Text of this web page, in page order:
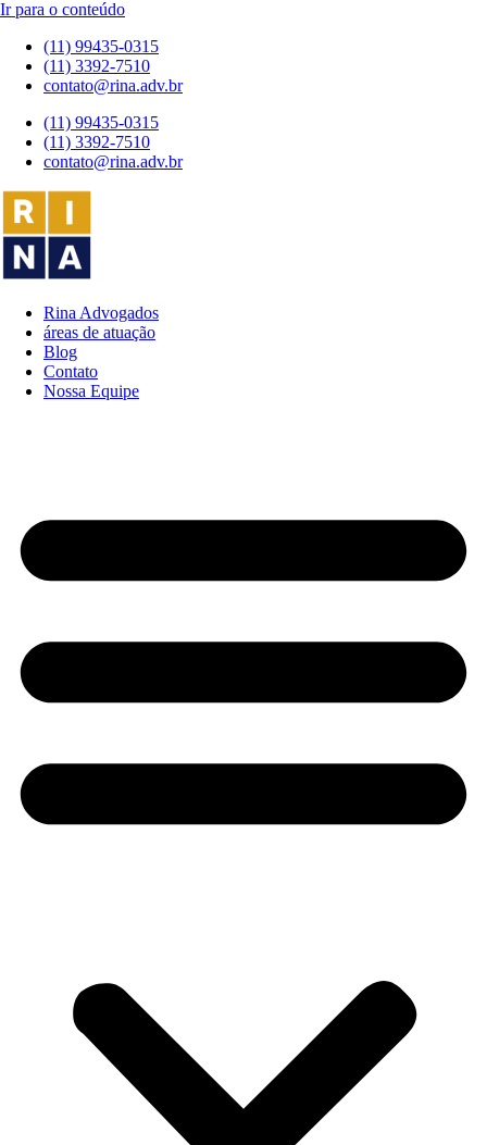
Ir para o conteúdo
(11) 99435-0315
(11) 3392-7510
contato@rina.adv.br
(11) 99435-0315
(11) 3392-7510
contato@rina.adv.br
Rina Advogados
áreas de atuação
Blog
Contato
Nossa Equipe